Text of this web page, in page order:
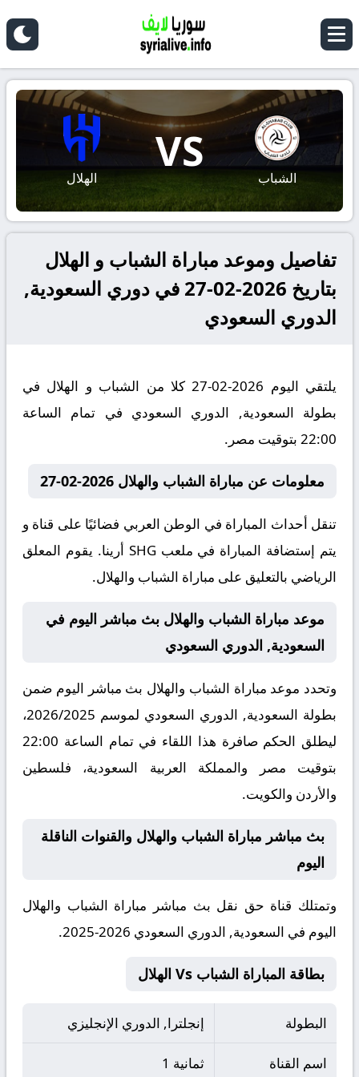
الشباب
VS
الهلال
تفاصيل وموعد مباراة الشباب و الهلال
بتاريخ 2026-02-27 في دوري السعودية,
الدوري السعودي
يلتقي اليوم 2026-02-27 كلا من الشباب و الهلال في
بطولة السعودية, الدوري السعودي في تمام الساعة
22:00 بتوقيت مصر.
معلومات عن مباراة الشباب والهلال 2026-02-27
تنقل أحداث المباراة في الوطن العربي فضائيًا على قناة و
يتم إستضافة المباراة في ملعب SHG أرينا. يقوم المعلق
الرياضي بالتعليق على مباراة الشباب والهلال.
موعد مباراة الشباب والهلال بث مباشر اليوم في
السعودية, الدوري السعودي
وتحدد موعد مباراة الشباب والهلال بث مباشر اليوم ضمن
بطولة السعودية, الدوري السعودي لموسم 2026/2025،
ليطلق الحكم صافرة هذا اللقاء في تمام الساعة 22:00
بتوقيت مصر والمملكة العربية السعودية، فلسطين
والأردن والكويت.
بث مباشر مباراة الشباب والهلال والقنوات الناقلة
اليوم
وتمتلك قناة حق نقل بث مباشر مباراة الشباب والهلال
اليوم في السعودية, الدوري السعودي 2026-2025.
بطاقة المباراة الشباب Vs الهلال
البطولة إنجلترا, الدوري الإنجليزي
اسم القناة ثمانية 1